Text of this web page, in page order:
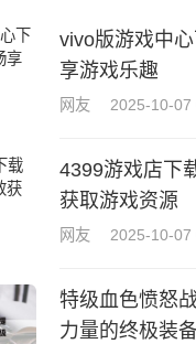
vivo版游戏中
享游戏乐趣
网友 2025-10-07
4399游戏店下
获取游戏资源
网友 2025-10-07
特级血色愤怒
力量的终极装